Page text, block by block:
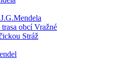
obcí Vražné
Stráž